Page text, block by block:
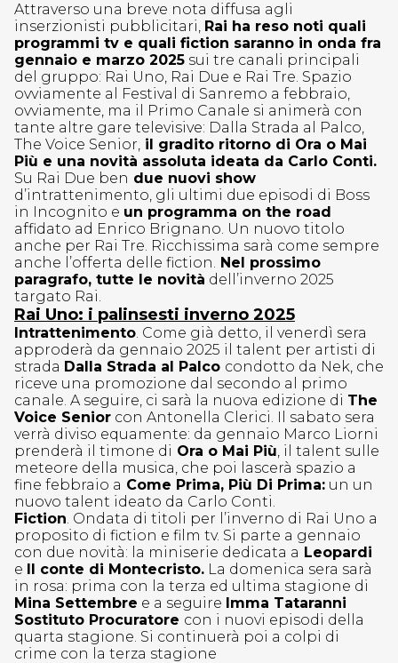
Attraverso una breve nota diffusa agli
inserzionisti pubblicitari, Rai ha reso noti quali
programmi tv e quali fiction saranno in onda fra
gennaio e marzo 2025 sui tre canali principali
del gruppo: Rai Uno, Rai Due e Rai Tre. Spazio
ovviamente al Festival di Sanremo a febbraio,
ovviamente, ma il Primo Canale si animerà con
tante altre gare televisive: Dalla Strada al Palco,
The Voice Senior, il gradito ritorno di Ora o Mai
Più e una novità assoluta ideata da Carlo Conti.
Su Rai Due ben due nuovi show
d’intrattenimento, gli ultimi due episodi di Boss
in Incognito e un programma on the road
affidato ad Enrico Brignano. Un nuovo titolo
anche per Rai Tre. Ricchissima sarà come sempre
anche l’offerta delle fiction. Nel prossimo
paragrafo, tutte le novità dell’inverno 2025
targato Rai.
Rai Uno: i palinsesti inverno 2025
Intrattenimento. Come già detto, il venerdì sera
approderà da gennaio 2025 il talent per artisti di
strada Dalla Strada al Palco condotto da Nek, che
riceve una promozione dal secondo al primo
canale. A seguire, ci sarà la nuova edizione di The
Voice Senior con Antonella Clerici. Il sabato sera
verrà diviso equamente: da gennaio Marco Liorni
prenderà il timone di Ora o Mai Più, il talent sulle
meteore della musica, che poi lascerà spazio a
fine febbraio a Come Prima, Più Di Prima: un un
nuovo talent ideato da Carlo Conti.
Fiction. Ondata di titoli per l’inverno di Rai Uno a
proposito di fiction e film tv. Si parte a gennaio
con due novità: la miniserie dedicata a Leopardi
e Il conte di Montecristo. La domenica sera sarà
in rosa: prima con la terza ed ultima stagione di
Mina Settembre e a seguire Imma Tataranni
Sostituto Procuratore con i nuovi episodi della
quarta stagione. Si continuerà poi a colpi di
crime con la terza stagione